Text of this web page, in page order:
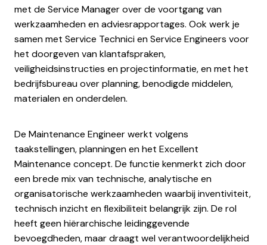
met de Service Manager over de voortgang van
werkzaamheden en adviesrapportages. Ook werk je
samen met Service Technici en Service Engineers voor
het doorgeven van klantafspraken,
veiligheidsinstructies en projectinformatie, en met het
bedrijfsbureau over planning, benodigde middelen,
materialen en onderdelen.
De Maintenance Engineer werkt volgens
taakstellingen, planningen en het Excellent
Maintenance concept. De functie kenmerkt zich door
een brede mix van technische, analytische en
organisatorische werkzaamheden waarbij inventiviteit,
technisch inzicht en flexibiliteit belangrijk zijn. De rol
heeft geen hiërarchische leidinggevende
bevoegdheden, maar draagt wel verantwoordelijkheid